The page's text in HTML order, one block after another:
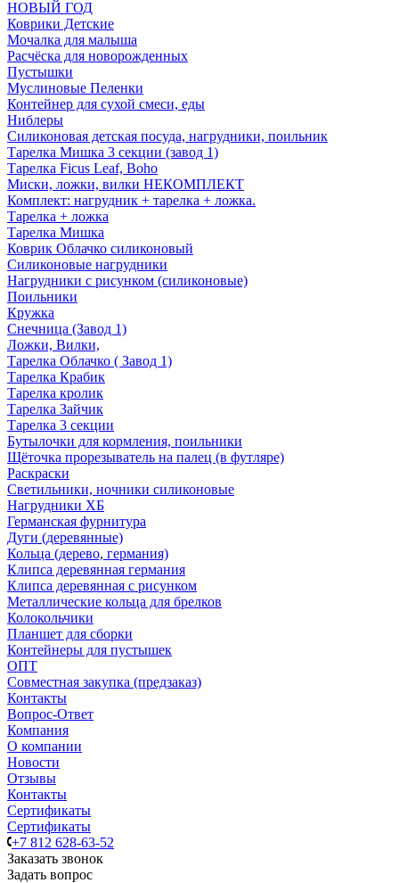
НОВЫЙ ГОД
Коврики Детские
Мочалка для малыша
Расчёска для новорожденных
Пустышки
Муслиновые Пеленки
Контейнер для сухой смеси, еды
Ниблеры
Силиконовая детская посуда, нагрудники, поильник
Тарелка Мишка 3 секции (завод 1)
Тарелка Ficus Leaf, Boho
Миски, ложки, вилки НЕКОМПЛЕКТ
Комплект: нагрудник + тарелка + ложка.
Тарелка + ложка
Тарелка Мишка
Коврик Облачко силиконовый
Силиконовые нагрудники
Нагрудники с рисунком (силиконовые)
Поильники
Кружка
Снечница (Завод 1)
Ложки, Вилки,
Тарелка Облачко ( Завод 1)
Тарелка Крабик
Тарелка кролик
Тарелка Зайчик
Тарелка 3 секции
Бутылочки для кормления, поильники
Щёточка прорезыватель на палец (в футляре)
Раскраски
Светильники, ночники силиконовые
Нагрудники ХБ
Германская фурнитура
Дуги (деревянные)
Кольца (дерево, германия)
Клипса деревянная германия
Клипса деревянная с рисунком
Металлические кольца для брелков
Колокольчики
Планшет для сборки
Контейнеры для пустышек
ОПТ
Совместная закупка (предзаказ)
Контакты
Вопрос-Ответ
Компания
О компании
Новости
Отзывы
Контакты
Сертификаты
Сертификаты
+7 812 628-63-52
Заказать звонок
Задать вопрос